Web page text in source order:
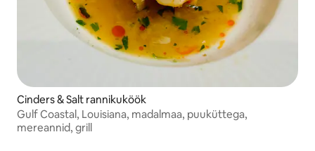
Cinders & Salt rannikuköök
Gulf Coastal, Louisiana, madalmaa, puuküttega,
mereannid, grill